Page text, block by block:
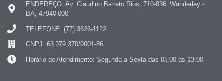
ENDEREÇO: Av. Claudino Barreto Rios, 710-836, Wanderley -
BA, 47940-000
TELEFONE: (77) 3626-1122
CNPJ: 63.079.370/0001-86
Horário de Atendimento: Segunda a Sexta das 08:00 às 13:00